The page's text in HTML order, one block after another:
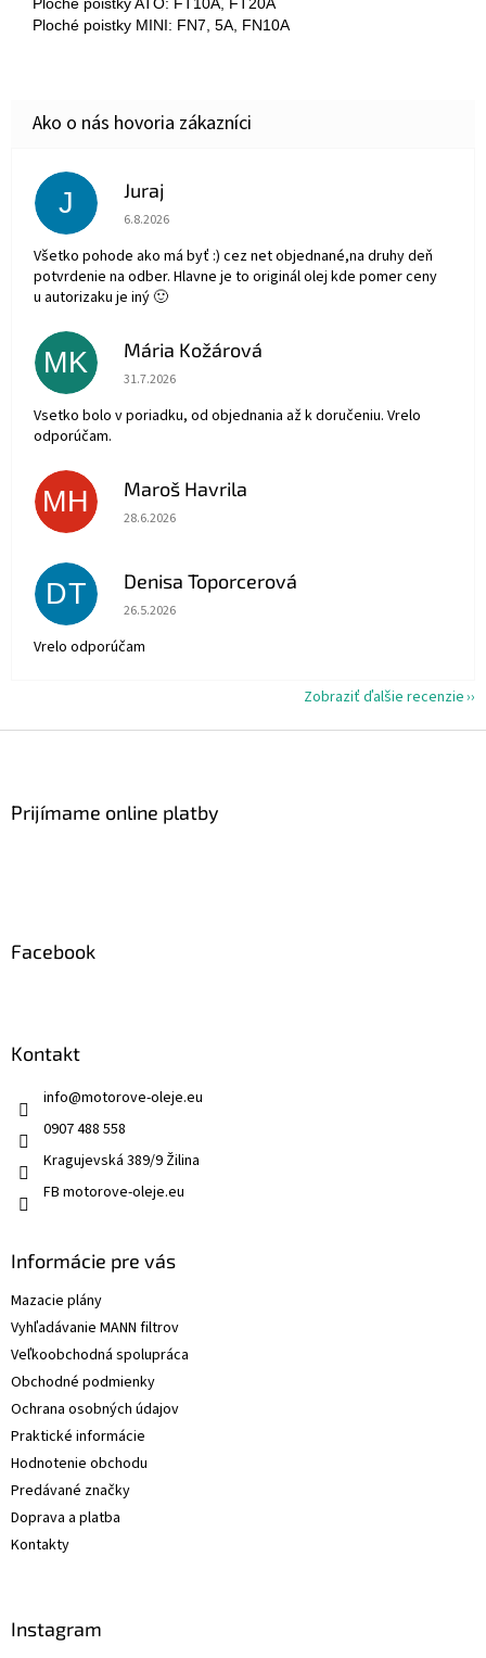
Ploché poistky MINI: FN7, 5A, FN10A
J Juraj
Hodnotenie obchodu je 5 z 5 hviezdičiek.
6.8.2026
Všetko pohode ako má byť :) cez net objednané,na druhy deň
potvrdenie na odber. Hlavne je to originál olej kde pomer ceny
u autorizaku je iný 🙂
MK Mária Kožárová
Hodnotenie obchodu je 5 z 5 hviezdičiek.
31.7.2026
Vsetko bolo v poriadku, od objednania až k doručeniu. Vrelo
odporúčam.
MH Maroš Havrila
Hodnotenie obchodu je 5 z 5 hviezdičiek.
28.6.2026
DT Denisa Toporcerová
Hodnotenie obchodu je 5 z 5 hviezdičiek.
26.5.2026
Vrelo odporúčam
Zobraziť ďalšie recenzie
Prijímame online platby
Facebook
Kontakt
info@motorove-oleje.eu
0907 488 558
Kragujevská 389/9 Žilina
FB motorove-oleje.eu
Informácie pre vás
Mazacie plány
Vyhľadávanie MANN filtrov
Veľkoobchodná spolupráca
Obchodné podmienky
Ochrana osobných údajov
Praktické informácie
Hodnotenie obchodu
Predávané značky
Doprava a platba
Kontakty
Instagram